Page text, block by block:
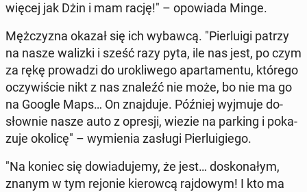
więcej jak Dżin i mam rację!" – opo­wia­da Minge.
Męż­czy­zna okazał się ich wybawcą. "Pier­lu­igi patrzy
na nasze walizki i sześć razy pyta, ile nas jest, po czym
za rękę pro­wa­dzi do uro­kli­we­go apar­ta­men­tu, którego
oczy­wi­ście nikt z nas znaleźć nie może, bo nie ma go
na Google Maps… On znaj­du­je. Później wyjmuje do­
słow­nie nasze auto z opresji, wiezie na parking i po­ka­
zu­je okolicę" – wy­mie­nia zasługi Pier­lu­igie­go.
"Na koniec się do­wia­du­je­my, że jest… do­sko­na­łym,
znanym w tym rejonie kie­row­cą raj­do­wym! I kto ma